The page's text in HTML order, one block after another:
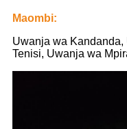
Maombi:
Uwanja wa
Tenisi, Uwanja wa